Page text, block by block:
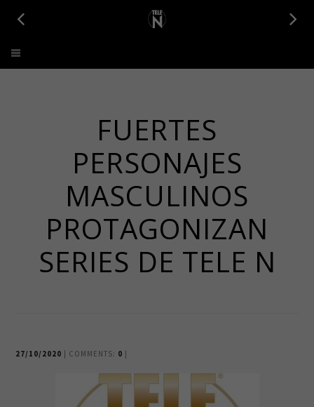
Tele N
FUERTES
PERSONAJES
MASCULINOS
PROTAGONIZAN
SERIES DE TELE N
27/10/2020 | COMMENTS: 0